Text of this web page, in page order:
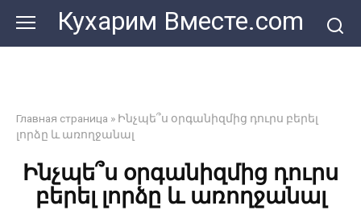
контенту
Кухарим Вместе.com
Главная страница » Ինչպե՞ս օրգանիզմից դուրս բերել
լորձը և առողջանալ
Ինչպե՞ս օրգանիզմից դուրս
բերել լորձը և առողջանալ